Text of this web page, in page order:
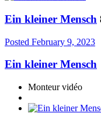
Ein kleiner Mensch
Posted February 9, 2023
Ein kleiner Mensch
Monteur vidéo